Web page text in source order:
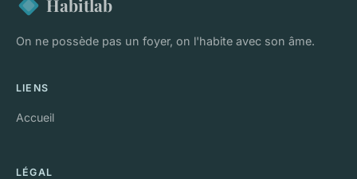
Habitlab
On ne possède pas un foyer, on l'habite avec son âme.
LIENS
Accueil
LÉGAL